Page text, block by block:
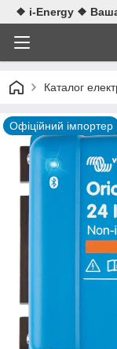
❖ i-Energy ❖ Ваша
Каталог
Офіційний імпортер